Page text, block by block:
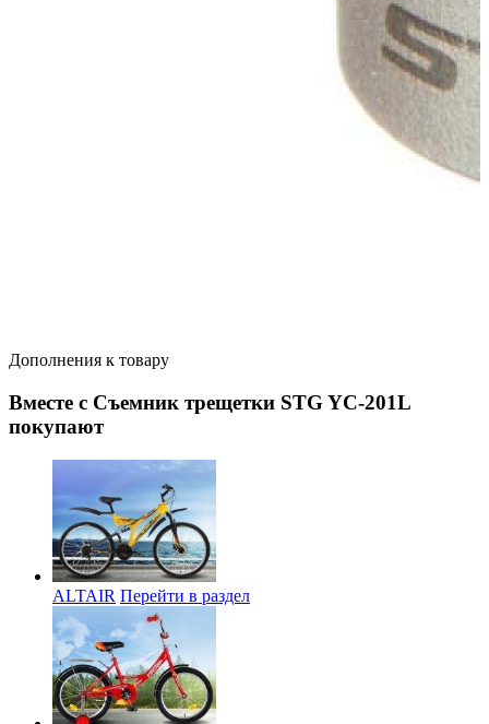
Дополнения к товару
Вместе с Съемник трещетки STG YC-201L
покупают
ALTAIR Перейти в раздел